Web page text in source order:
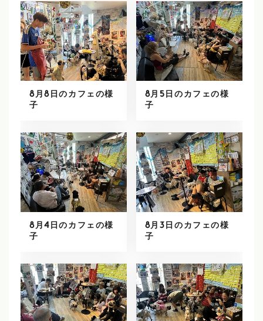
8月8日のカフェの様
子
8月5日のカフェの様
子
8月4日のカフェの様
子
8月3日のカフェの様
子